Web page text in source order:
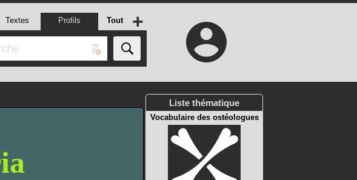
Textes Profils Tout +
Liste thématique
Vocabulaire des ostéologues